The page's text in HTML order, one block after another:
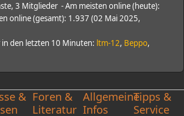
3 Mitglieder - Am meisten online (heute):
online (gesamt): 1.937 (02 Mai 2025,
den letzten 10 Minuten: ltm-12, Beppo,
& Foren &
Literatur
Allgemeine
Infos
Tipps &
Service